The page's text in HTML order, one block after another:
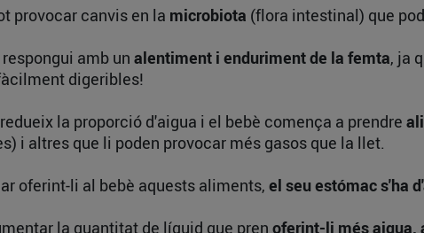
provocar canvis en la microbiota (flora intestinal) que
amb un alentiment i enduriment de la femta, ja
digeribles!
la proporció d'aigua i el bebè comença a prendre
i altres que li poden provocar més gasos que la llet.
oferint-li al bebè aquests aliments, el seu estómac s'ha
la quantitat de líquid que pren oferint-li més aigua,